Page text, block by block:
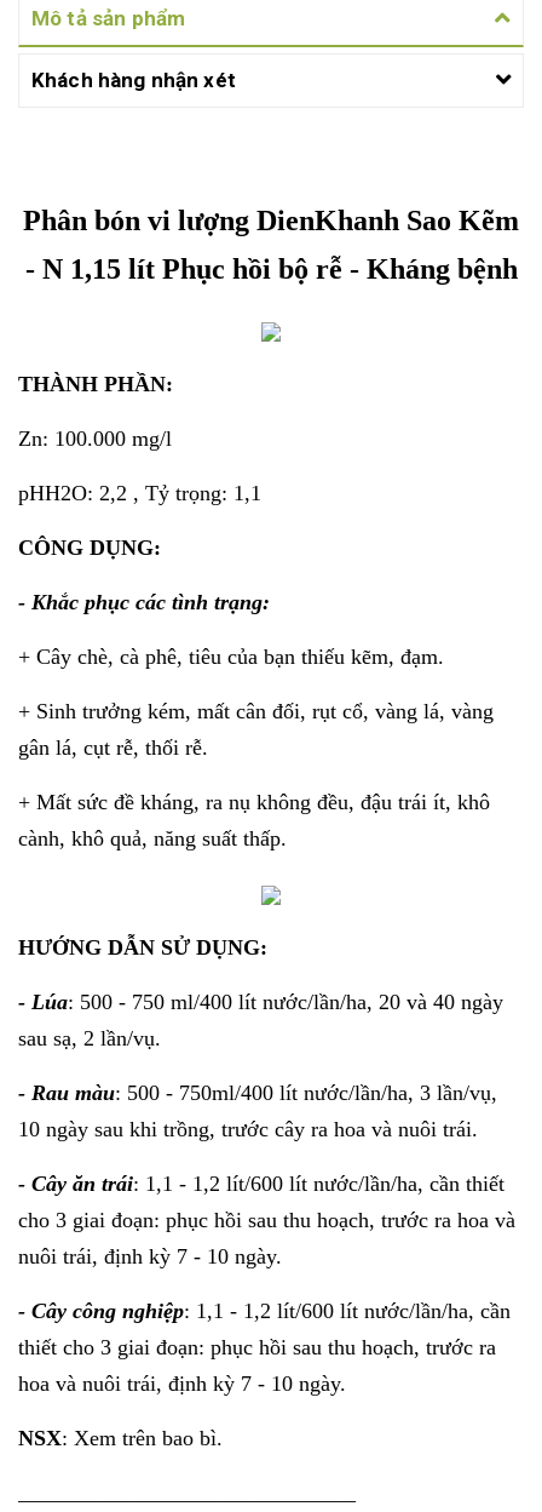
Mô tả sản phẩm
Khách hàng nhận xét
Phân bón vi lượng DienKhanh Sao Kẽm
- N 1,15 lít Phục hồi bộ rễ - Kháng bệnh
THÀNH PHẦN:
Zn: 100.000 mg/l
pHH2O: 2,2 , Tỷ trọng: 1,1
CÔNG DỤNG:
- Khắc phục các tình trạng:
+ Cây chè, cà phê, tiêu của bạn thiếu kẽm, đạm.
+ Sinh trưởng kém, mất cân đối, rụt cổ, vàng lá, vàng
gân lá, cụt rễ, thối rễ.
+ Mất sức đề kháng, ra nụ không đều, đậu trái ít, khô
cành, khô quả, năng suất thấp.
HƯỚNG DẪN SỬ DỤNG:
- Lúa: 500 - 750 ml/400 lít nước/lần/ha, 20 và 40 ngày
sau sạ, 2 lần/vụ.
- Rau màu: 500 - 750ml/400 lít nước/lần/ha, 3 lần/vụ,
10 ngày sau khi trồng, trước cây ra hoa và nuôi trái.
- Cây ăn trái: 1,1 - 1,2 lít/600 lít nước/lần/ha, cần thiết
cho 3 giai đoạn: phục hồi sau thu hoạch, trước ra hoa và
nuôi trái, định kỳ 7 - 10 ngày.
- Cây công nghiệp: 1,1 - 1,2 lít/600 lít nước/lần/ha, cần
thiết cho 3 giai đoạn: phục hồi sau thu hoạch, trước ra
hoa và nuôi trái, định kỳ 7 - 10 ngày.
NSX: Xem trên bao bì.